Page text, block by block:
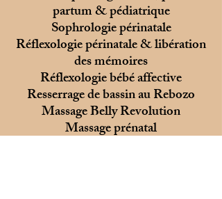
partum & pédiatrique
Sophrologie périnatale
Réflexologie périnatale & libération
des mémoires
Réflexologie bébé affective
Resserrage de bassin au Rebozo
Massage Belly Revolution
Massage prénatal